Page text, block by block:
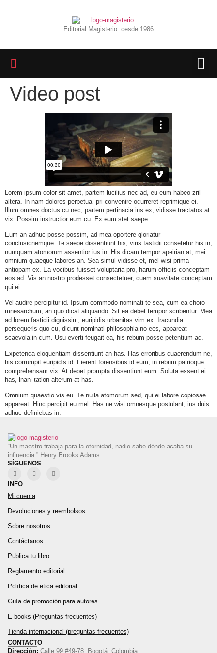
Editorial Magisterio: desde 1986
Video post
Lorem ipsum dolor sit amet, partem lucilius nec ad, eu eum habeo zril
altera. In nam dolores perpetua, pri convenire ocurreret reprimique ei.
Illum omnes doctus cu nec, partem pertinacia ius ex, vidisse tractatos at
vix. Possim instructior eum cu. Ex eum stet saepe.
Eum an adhuc posse possim, ad mea oportere gloriatur
conclusionemque. Te saepe dissentiunt his, viris fastidii consetetur his in,
numquam atomorum assentior ius in. His dicam tempor apeirian at, mei
omnium quaeque labores an. Sea simul vidisse et, mel wisi prima
antiopam ex. Ea vocibus fuisset voluptaria pro, harum officiis conceptam
eos ad. Vis an nostro prodesset consectetuer, quem suavitate conceptam
qui ei.
Vel audire percipitur id. Ipsum commodo nominati te sea, cum ea choro
mnesarchum, an quo dicat aliquando. Sit ea debet tempor scribentur. Mea
ad lorem fastidii dignissim, euripidis urbanitas vim ex. Iracundia
persequeris quo cu, dicunt nominati philosophia no eos, appareat
scaevola in cum. Usu everti feugait ea, his rebum posse petentium ad.
Expetenda eloquentiam dissentiunt an has. Has erroribus quaerendum ne,
his corrumpit euripidis id. Fierent forensibus id eum, in rebum patrioque
comprehensam vix. At debet prompta dissentiunt eum. Soluta essent ei
has, inani tation alterum at has.
Omnium quaestio vis eu. Te nulla atomorum sed, qui ei labore copiosae
appareat. Hinc percipit eu mel. Has ne wisi omnesque postulant, ius duis
adhuc definiebas in.
“Un maestro trabaja para la eternidad, nadie sabe dónde acaba su
influencia.” Henry Brooks Adams
SÍGUENOS
INFO
Mi cuenta
Devoluciones y reembolsos
Sobre nosotros
Contáctanos
Publica tu libro
Reglamento editorial
Política de ética editorial
Guía de promoción para autores
E-books (Preguntas frecuentes)
Tienda internacional (preguntas frecuentes)
CONTACTO
Dirección: Calle 99 #49-78, Bogotá, Colombia